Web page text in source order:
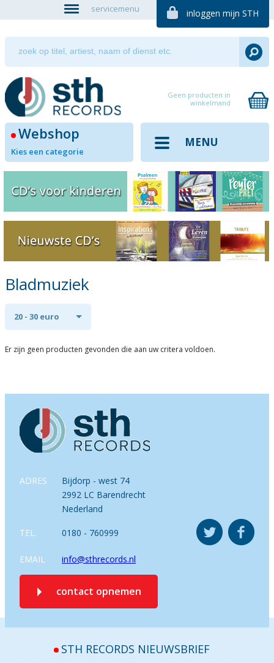
servicemenu inloggen mijn STH
Geen producten in
winkelmand
Webshop
Kies een categorie
MENU
Bladmuziek
20 - 30 euro
Er zijn geen producten gevonden die aan uw critera voldoen.
ADRES
Bijdorp - west 74
2992 LC Barendrecht
Nederland
TEL. 0180 - 760999
EMAIL info@sthrecords.nl
contact opnemen
STH RECORDS NIEUWSBRIEF